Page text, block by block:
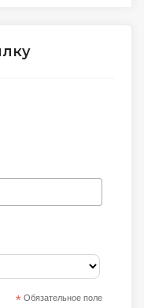
* Обязательное поле